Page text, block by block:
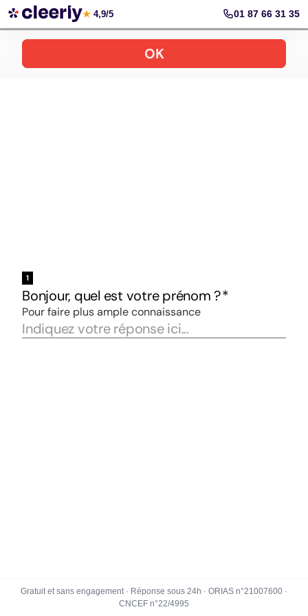
Votre simulation gratuite et personnalisée
★ 4,9/5 01 87 66 31 35
Gratuit et sans engagement · Réponse sous 24h · ORIAS n°21007600 ·
CNCEF n°22/4995